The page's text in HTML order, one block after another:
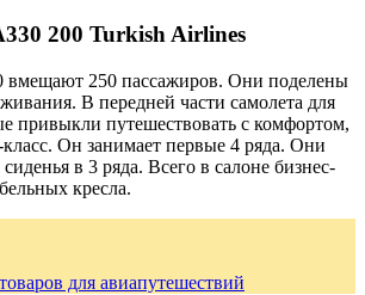
200 Turkish Airlines
вмещают 250 пассажиров. Они поделены
В передней части самолета для
привыкли путешествовать с комфортом,
Он занимает первые 4 ряда. Они
в 3 ряда. Всего в салоне бизнес-
кресла.
для авиапутешествий